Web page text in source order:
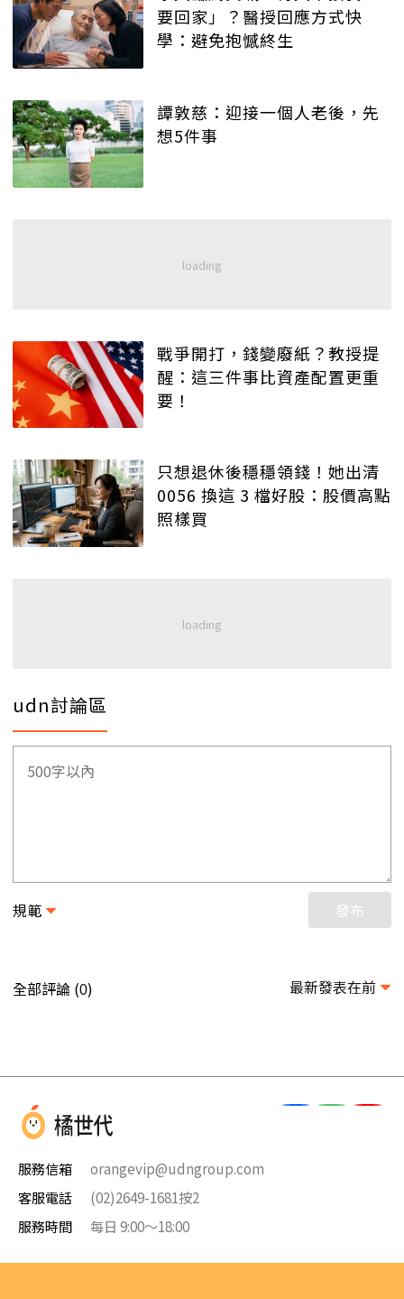
要回家」？醫授回應方式快
學：避免抱憾終生
譚敦慈：迎接一個人老後，先
想5件事
戰爭開打，錢變廢紙？教授提
醒：這三件事比資產配置更重
要！
只想退休後穩穩領錢！她出清
0056 換這 3 檔好股：股價高點
照樣買
udn討論區
規範 發布
全部評論 (0) 最新發表在前
服務信箱
orangevip@udngroup.com
客服電話
(02)2649-1681按2
服務時間
每日 9:00～18:00